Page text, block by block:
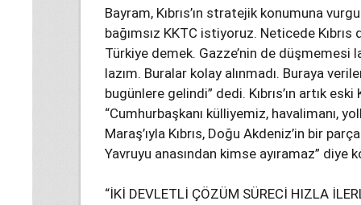
Bayram, Kıbrıs’ın stratejik konumuna
bağımsız KKTC istiyoruz. Neticede
Türkiye demek. Gazze’nin de düşmemesi
lazım. Buralar kolay alınmadı. Buraya
bugünlere gelindi” dedi. Kıbrıs’ın artık
“Cumhurbaşkanı külliyemiz, havalimanı,
Maraş’ıyla Kıbrıs, Doğu Akdeniz’in bir
Yavruyu anasından kimse ayıramaz” diye
“İKİ DEVLETLİ ÇÖZÜM SÜRECİ HIZLA